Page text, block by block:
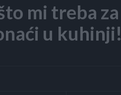
mi treba za
u kuhinji!